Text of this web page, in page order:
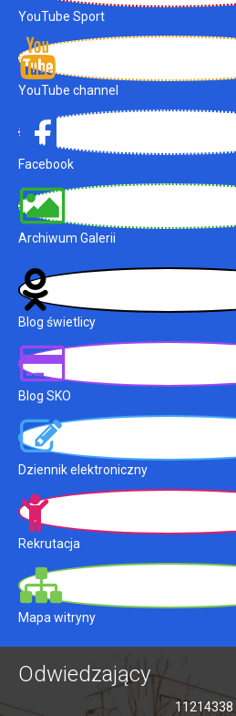
YouTube Sport
YouTube channel
Facebook
Archiwum Galerii
Blog świetlicy
Blog SKO
Dziennik elektroniczny
Rekrutacja
Mapa witryny
Odwiedzający
11214338